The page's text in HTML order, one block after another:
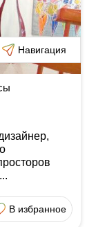
Навигация
В избранное